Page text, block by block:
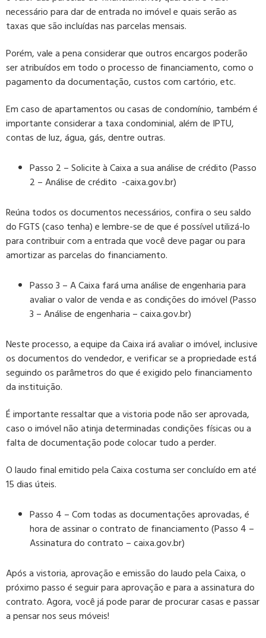
necessário para dar de entrada no imóvel e quais serão as
taxas que são incluídas nas parcelas mensais.
Porém, vale a pena considerar que outros encargos poderão
ser atribuídos em todo o processo de financiamento, como o
pagamento da documentação, custos com cartório, etc.
Em caso de apartamentos ou casas de condomínio, também é
importante considerar a taxa condominial, além de IPTU,
contas de luz, água, gás, dentre outras.
Passo 2 – Solicite à Caixa a sua análise de crédito (Passo
2 – Análise de crédito -caixa.gov.br)
Reúna todos os documentos necessários, confira o seu saldo
do FGTS (caso tenha) e lembre-se de que é possível utilizá-lo
para contribuir com a entrada que você deve pagar ou para
amortizar as parcelas do financiamento.
Passo 3 – A Caixa fará uma análise de engenharia para
avaliar o valor de venda e as condições do imóvel (Passo
3 – Análise de engenharia – caixa.gov.br)
Neste processo, a equipe da Caixa irá avaliar o imóvel, inclusive
os documentos do vendedor, e verificar se a propriedade está
seguindo os parâmetros do que é exigido pelo financiamento
da instituição.
É importante ressaltar que a vistoria pode não ser aprovada,
caso o imóvel não atinja determinadas condições físicas ou a
falta de documentação pode colocar tudo a perder.
O laudo final emitido pela Caixa costuma ser concluído em até
15 dias úteis.
Passo 4 – Com todas as documentações aprovadas, é
hora de assinar o contrato de financiamento (Passo 4 –
Assinatura do contrato – caixa.gov.br)
Após a vistoria, aprovação e emissão do laudo pela Caixa, o
próximo passo é seguir para aprovação e para a assinatura do
contrato. Agora, você já pode parar de procurar casas e passar
a pensar nos seus móveis!